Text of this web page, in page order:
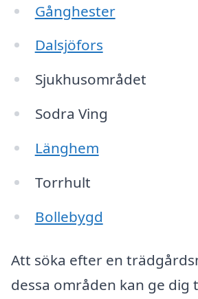
Gånghester
Dalsjöfors
Sjukhusområdet
Sodra Ving
Länghem
Torrhult
Bollebygd
Att söka efter en
dessa områden kan ge dig